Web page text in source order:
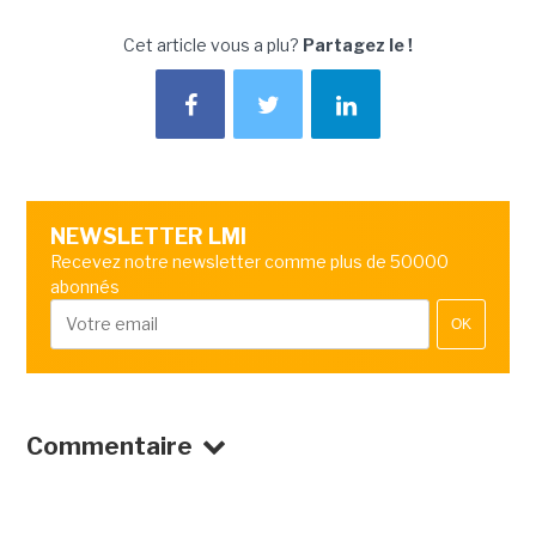
Cet article vous a plu? Partagez le !
NEWSLETTER LMI
Recevez notre newsletter comme plus de 50000
abonnés
OK
Commentaire